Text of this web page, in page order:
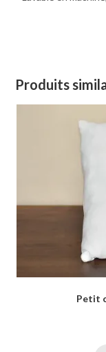
Produits
Petit